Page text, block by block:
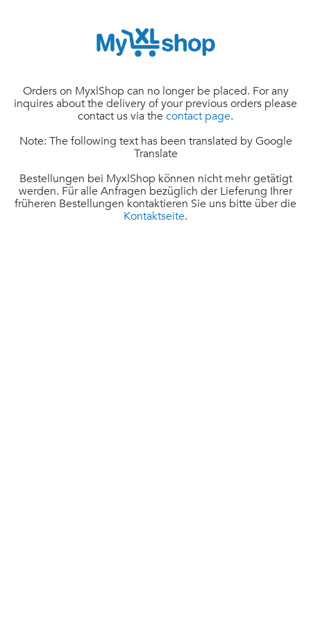
Orders on MyxlShop can no longer be placed. For any
inquires about the delivery of your previous orders please
contact us via the contact page.
Note: The following text has been translated by Google
Translate
Bestellungen bei MyxlShop können nicht mehr getätigt
werden. Für alle Anfragen bezüglich der Lieferung Ihrer
früheren Bestellungen kontaktieren Sie uns bitte über die
Kontaktseite.